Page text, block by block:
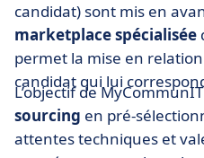
candidat) sont mis en
marketplace spécialisée
permet la mise en
candidat qui lui
L’objectif de
sourcing en pré-
attentes techniques et